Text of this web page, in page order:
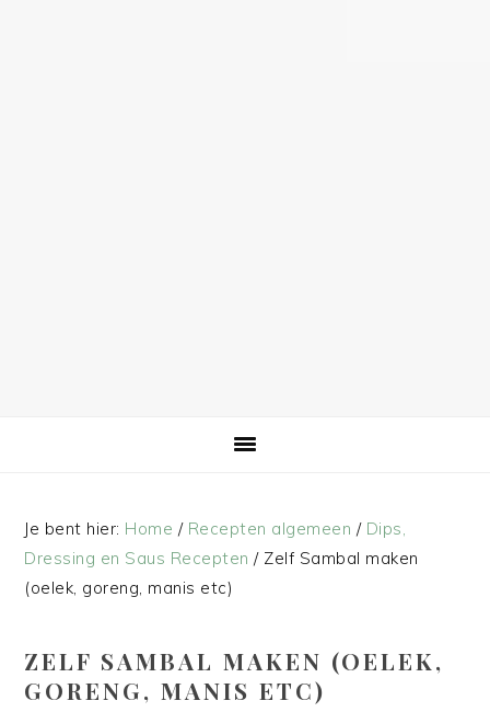
Je bent hier: Home / Recepten algemeen / Dips,
Dressing en Saus Recepten /Zelf Sambal maken
(oelek, goreng, manis etc)
ZELF SAMBAL MAKEN (OELEK,
GORENG, MANIS ETC)